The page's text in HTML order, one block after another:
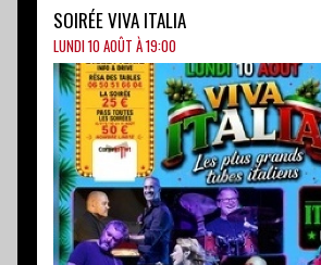
U Casone - AIACCIU
Info & Réservations